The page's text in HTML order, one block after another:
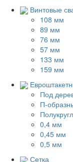
Винтовые
108 мм
89 мм
76 мм
57 мм
133 мм
159 мм
Под
П-
0,4 мм
0,45 мм
0,5 мм
Сетка